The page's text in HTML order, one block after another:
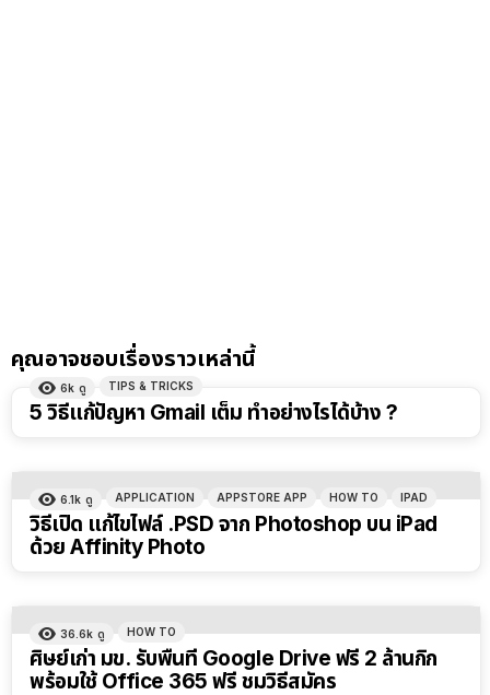
คุณอาจชอบเรื่องราวเหล่านี้
6k ดู TIPS & TRICKS
5 วิธีแก้ปัญหา Gmail เต็ม ทำอย่างไรได้บ้าง ?
6.1k ดู APPLICATION APPSTORE APP HOW TO IPAD
วิธีเปิด แก้ไขไฟล์ .PSD จาก Photoshop บน iPad
ด้วย Affinity Photo
36.6k ดู HOW TO
ศิษย์เก่า มข. รับพื้นที่ Google Drive ฟรี 2 ล้านกิก
พร้อมใช้ Office 365 ฟรี ชมวิธีสมัคร